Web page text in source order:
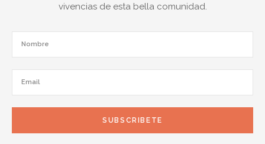
vivencias de esta bella comunidad.